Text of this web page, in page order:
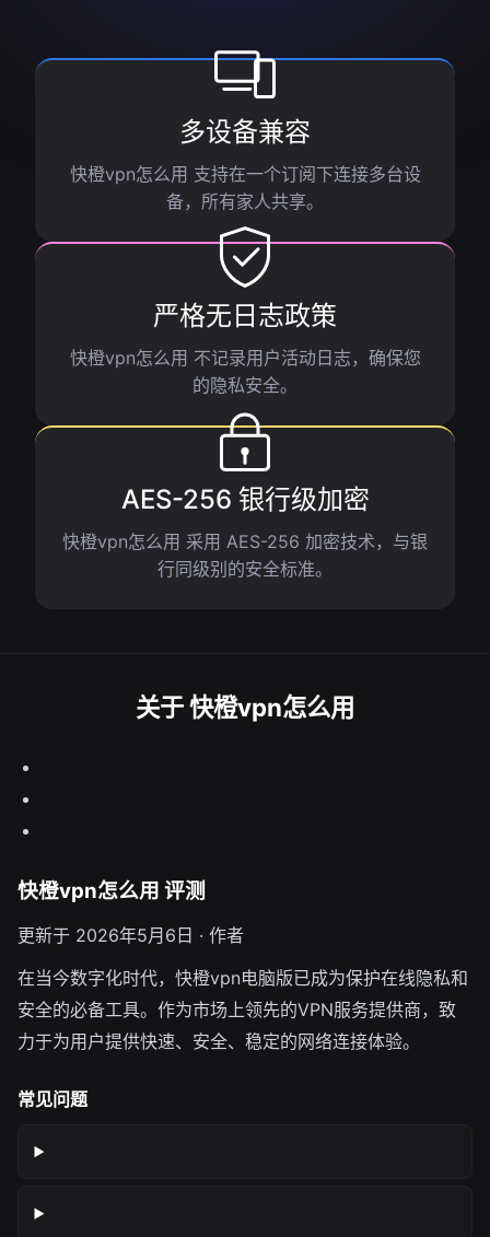
多设备兼容
快橙vpn怎么用 支持在一个订阅下连接多台设
备，所有家人共享。
严格无日志政策
快橙vpn怎么用 不记录用户活动日志，确保您
的隐私安全。
AES-256 银行级加密
快橙vpn怎么用 采用 AES-256 加密技术，与银
行同级别的安全标准。
关于 快橙vpn怎么用
快橙vpn怎么用 评测
更新于 2026年5月6日 · 作者
在当今数字化时代，快橙vpn电脑版已成为保护在线隐私和
安全的必备工具。作为市场上领先的VPN服务提供商，致
力于为用户提供快速、安全、稳定的网络连接体验。
常见问题